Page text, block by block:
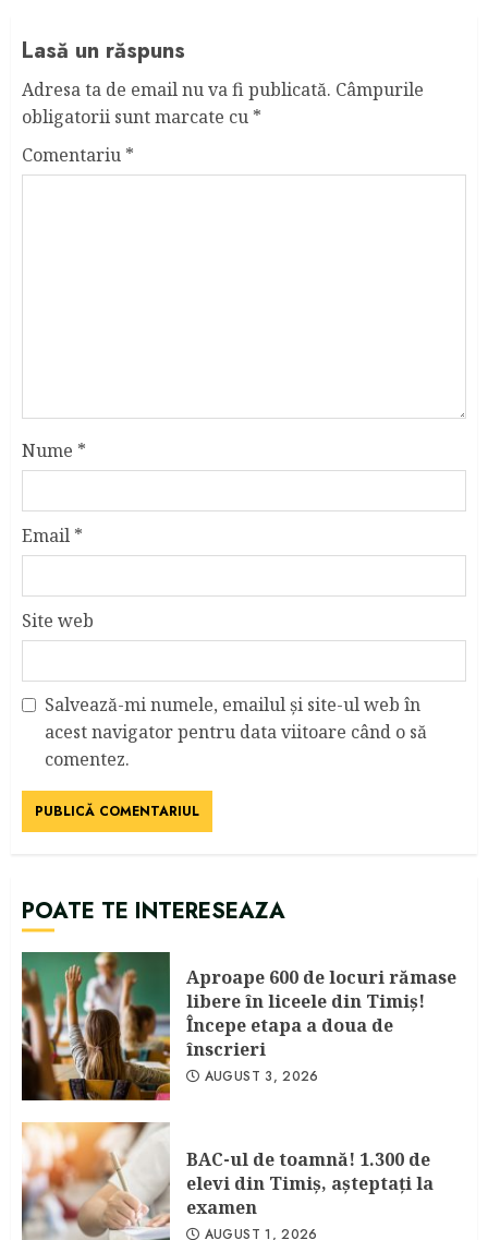
Lasă un răspuns
Adresa ta de email nu va fi publicată. Câmpurile
obligatorii sunt marcate cu *
Comentariu *
Nume *
Email *
Site web
Salvează-mi numele, emailul și site-ul web în
acest navigator pentru data viitoare când o să
comentez.
POATE TE INTERESEAZA
Aproape 600 de locuri rămase
libere în liceele din Timiş!
Începe etapa a doua de
înscrieri
AUGUST 3, 2026
BAC-ul de toamnă! 1.300 de
elevi din Timiş, aşteptaţi la
examen
AUGUST 1, 2026